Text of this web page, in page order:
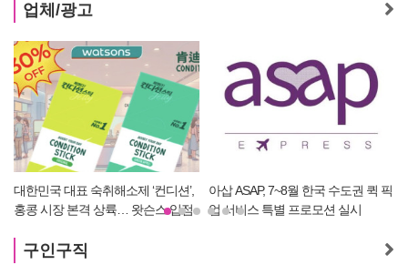
업체/광고
’,
아삽 ASAP, 7~8월 한국 수도권 퀵 픽
업 서비스 특별 프로모션 실시
재외동포 위한 착한 건강검진 플랫
폼 ‘헬로, 오케이검진’ 서비스 개시
구인구직